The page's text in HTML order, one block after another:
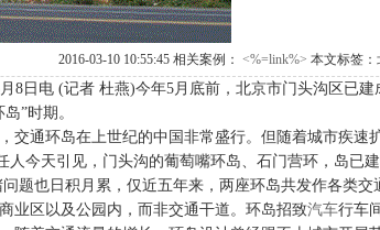
2016-03-10 10:55:45 相关案例： <%=link%> 本文标签
8日电 (记者 杜燕)今年5月底前，北京市门头沟区已
”时期。
通环岛在上世纪的中国非常盛行。但随着城市疾速
人今天引见，门头沟的葡萄嘴环岛、石门营环，岛已
题也日积月累，仅近五年来，两座环岛共发作各类交
区以及公园内，而非交通干道。环岛招致汽车行车